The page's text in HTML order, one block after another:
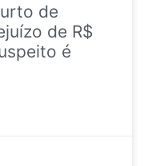
de
de R$
é